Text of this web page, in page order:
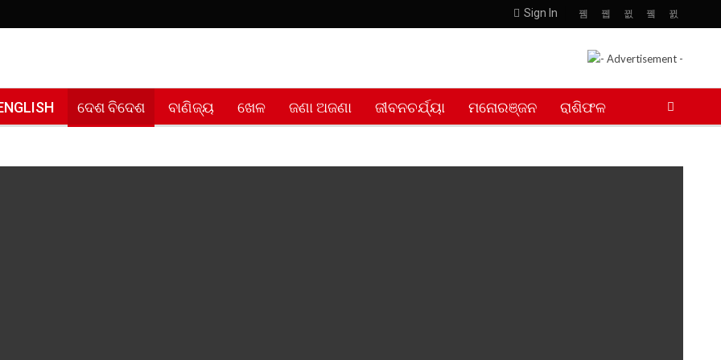
Sign In
ଦେଶ ବିଦେଶ ବାଣିଜ୍ୟ ଖେଳ ଜଣା ଅଜଣା ଜୀବନଚର୍ଯ୍ୟା ମନୋରଞ୍ଜନ ରାଶିଫଳ